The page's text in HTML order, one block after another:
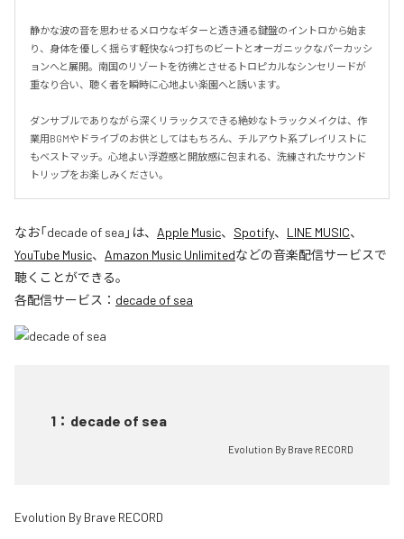
静かな波の音を思わせるメロウなギターと透き通る鍵盤のイントロから始ま
り、身体を優しく揺らす軽快な4つ打ちのビートとオーガニックなパーカッシ
ョンへと展開。南国のリゾートを彷彿とさせるトロピカルなシンセリードが
重なり合い、聴く者を瞬時に心地よい楽園へと誘います。
ダンサブルでありながら深くリラックスできる絶妙なトラックメイクは、作
業用BGMやドライブのお供としてはもちろん、チルアウト系プレイリストに
もベストマッチ。心地よい浮遊感と開放感に包まれる、洗練されたサウンド
トリップをお楽しみください。
なお「decade of sea 」は、 Apple Music、 Spotify、 LINE MUSIC、
YouTube Music、 Amazon Music Unlimitedなどの音楽配信サービスで
聴くことができる。
各配信サービス： decade of sea
1 ： decade of sea
Evolution By Brave RECORD
Evolution By Brave RECORD